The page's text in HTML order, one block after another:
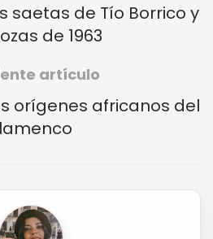
saetas de Tío Borrico y
de 1963
artículo
orígenes africanos del